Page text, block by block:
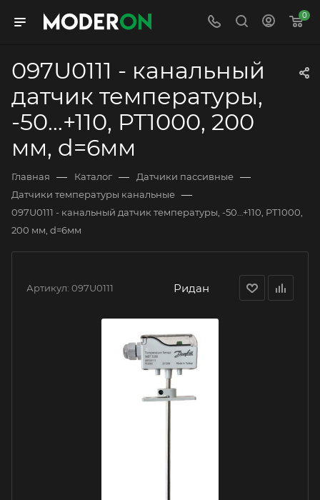
0
097U0111 - канальный
датчик температуры,
-50…+110, PT1000, 200
мм, d=6мм
Главная — Каталог — Датчики пассивные —
Датчики температуры канальные —
097U0111 - канальный датчик температуры, -50…+110, PT1000,
200 мм, d=6мм
Артикул: 097U0111 Ридан